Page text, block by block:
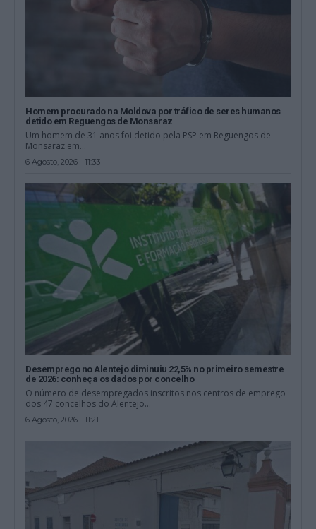
Homem procurado na Moldova por tráfico de seres humanos
detido em Reguengos de Monsaraz
Um homem de 31 anos foi detido pela PSP em Reguengos de
Monsaraz em...
6 Agosto, 2026 - 11:33
Desemprego no Alentejo diminuiu 22,5% no primeiro semestre
de 2026: conheça os dados por concelho
O número de desempregados inscritos nos centros de emprego
dos 47 concelhos do Alentejo...
6 Agosto, 2026 - 11:21